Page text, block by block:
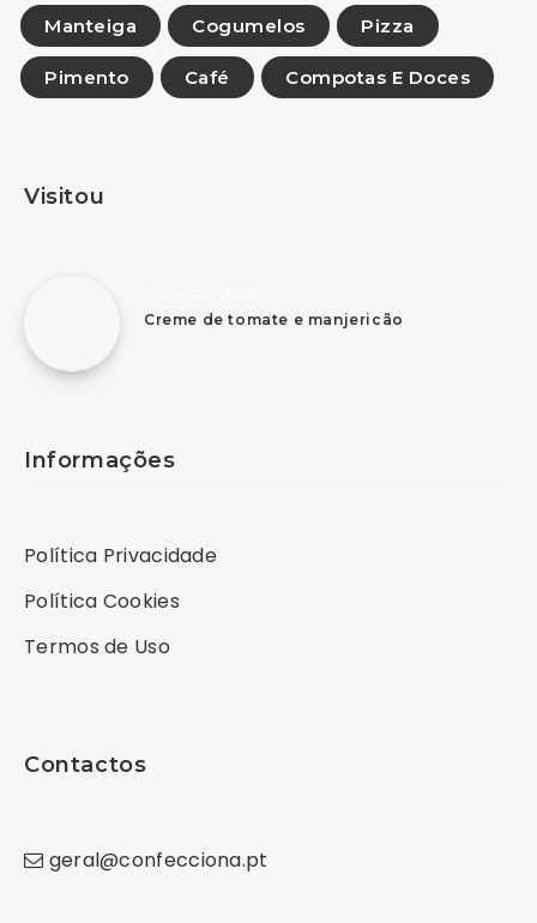
Manteiga Cogumelos Pizza
Pimento Café Compotas E Doces
Visitou
Creme de tomate e manjericão
Informações
Política Privacidade
Política Cookies
Termos de Uso
Contactos
geral@confecciona.pt